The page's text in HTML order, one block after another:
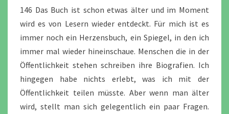
146 Das Buch ist schon etwas älter und im Moment
wird es von Lesern wieder entdeckt. Für mich ist es
immer noch ein Herzensbuch, ein Spiegel, in den ich
immer mal wieder hineinschaue. Menschen die in der
Öffentlichkeit stehen schreiben ihre Biografien. Ich
hingegen habe nichts erlebt, was ich mit der
Öffentlichkeit teilen müsste. Aber wenn man älter
wird, stellt man sich gelegentlich ein paar Fragen.